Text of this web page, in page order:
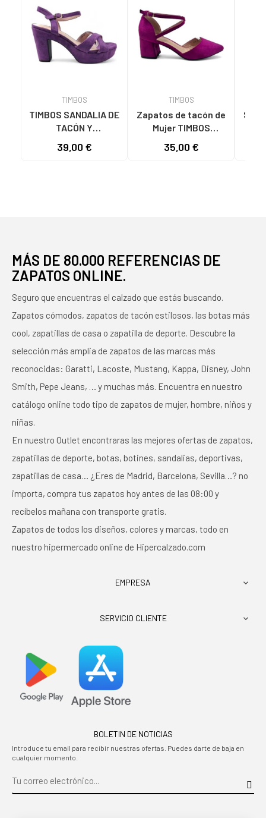
TIMBOS
TIMBOS SANDALIA DE
TACÓN Y
MODELO 131423
39,00 €
TIMBOS
Zapatos de tacón de
Mujer TIMBOS
VESTIR MUJER
35,00 €
MÁS DE 80.000 REFERENCIAS DE
ZAPATOS ONLINE.
Seguro que encuentras el calzado que estás buscando.
Zapatos cómodos, zapatos de tacón estilosos, las botas más
cool, zapatillas de casa o zapatilla de deporte. Descubre la
selección más amplia de zapatos de las marcas más
reconocidas: Garatti, Lacoste, Mustang, Kappa, Disney, John
Smith, Pepe Jeans, … y muchas más. Encuentra en nuestro
catálogo online todo tipo de zapatos de mujer, hombre, niños y
niñas.
En nuestro Outlet encontraras las mejores ofertas de zapatos,
zapatillas de deporte, botas, botines, sandalias, deportivas,
zapatillas de casa… ¿Eres de Madrid, Barcelona, Sevilla…? no
importa, compra tus zapatos hoy antes de las 08:00 y
recíbelos mañana con transporte gratis.
Zapatos de todos los diseños, colores y marcas, todo en
nuestro hipermercado online de Hipercalzado.com
EMPRESA 
SERVICIO CLIENTE 
BOLETIN DE NOTICIAS
Introduce tu email para recibir nuestras ofertas. Puedes darte de baja en
cualquier momento.